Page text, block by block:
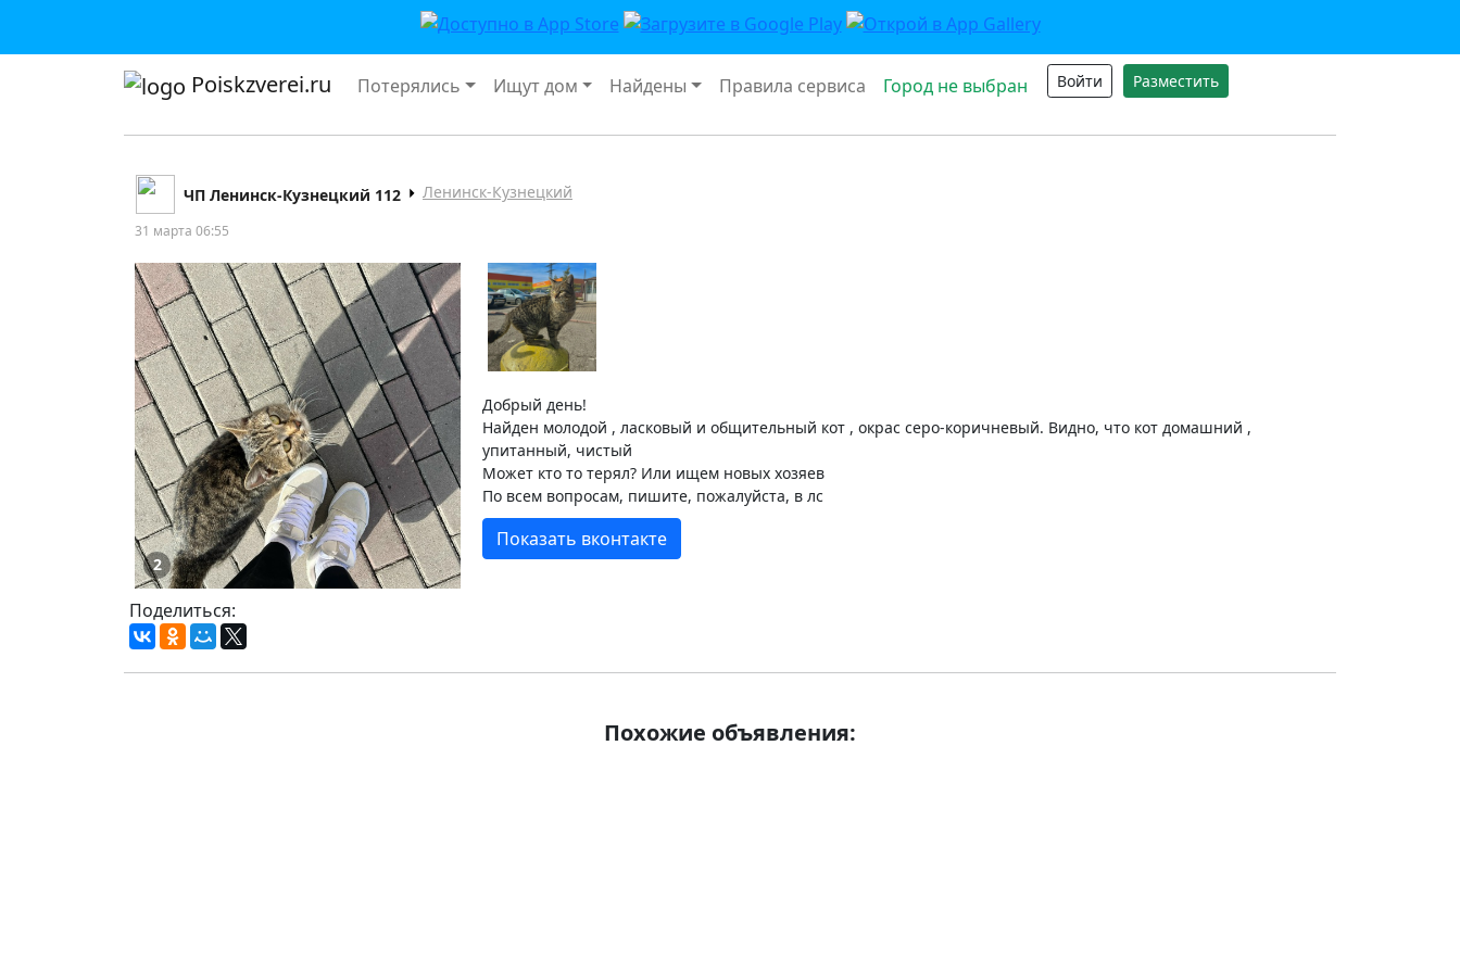
Poiskzverei.ru Потерялись Ищут дом Найдены Правила сервиса Город не выбран Войти Разместить
ЧП Ленинск-Кузнецкий 112 Ленинск-Кузнецкий
31 марта 06:55
2
Добрый день!
Найден молодой , ласковый и общительный кот , окрас серо-коричневый. Видно, что кот домашний ,
упитанный, чистый
Может кто то терял? Или ищем новых хозяев
По всем вопросам, пишите, пожалуйста, в лс
Показать вконтакте
Поделиться:
Похожие объявления: